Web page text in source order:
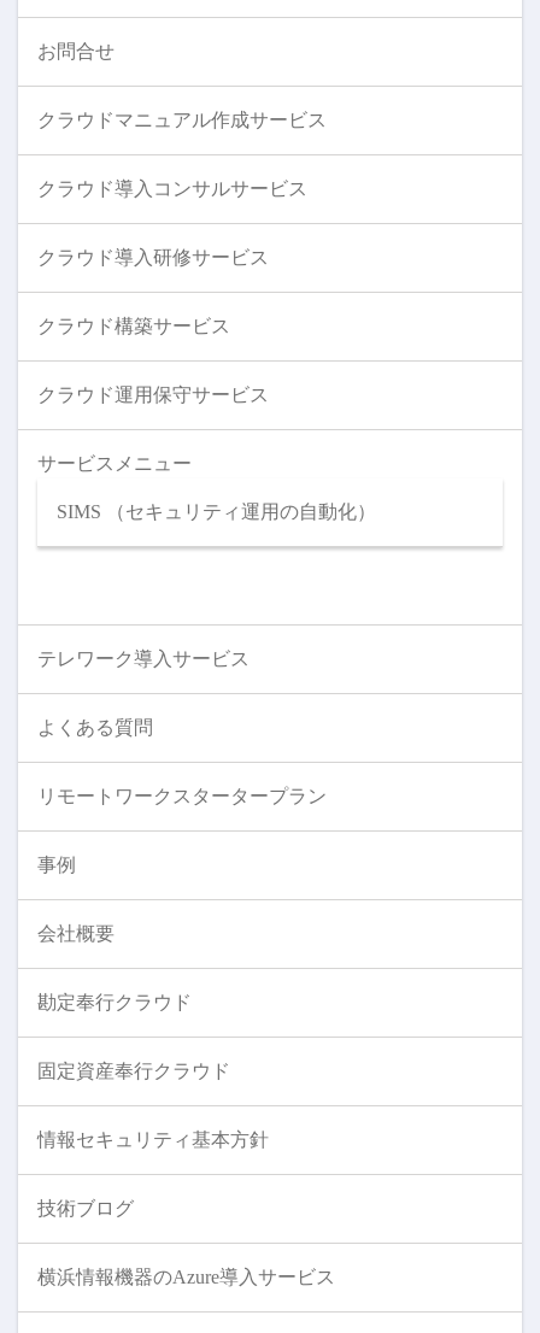
お問合せ
クラウドマニュアル作成サービス
クラウド導入コンサルサービス
クラウド導入研修サービス
クラウド構築サービス
クラウド運用保守サービス
サービスメニュー
SIMS （セキュリティ運用の自動化）
テレワーク導入サービス
よくある質問
リモートワークスタータープラン
事例
会社概要
勘定奉行クラウド
固定資産奉行クラウド
情報セキュリティ基本方針
技術ブログ
横浜情報機器のAzure導入サービス